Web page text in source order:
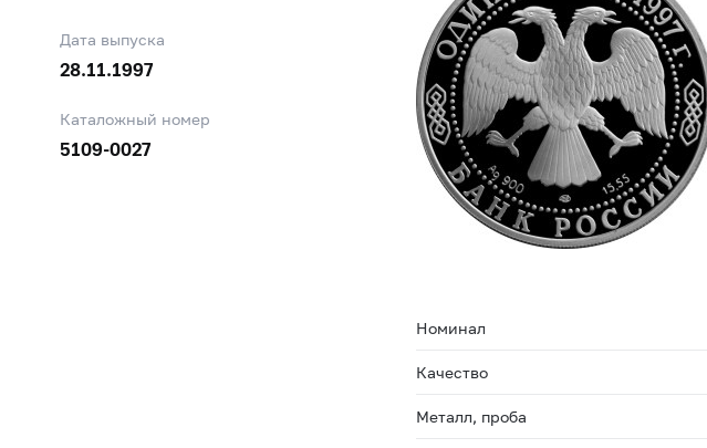
Дата выпуска
28.11.1997
Каталожный номер
5109-0027
Номинал
Качество
Металл, проба